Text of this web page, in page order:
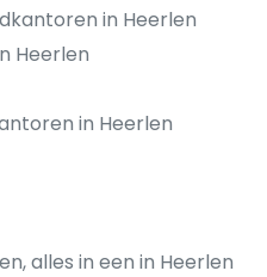
in Heerlen
Heerlen
in Heerlen
alles in een in Heerlen